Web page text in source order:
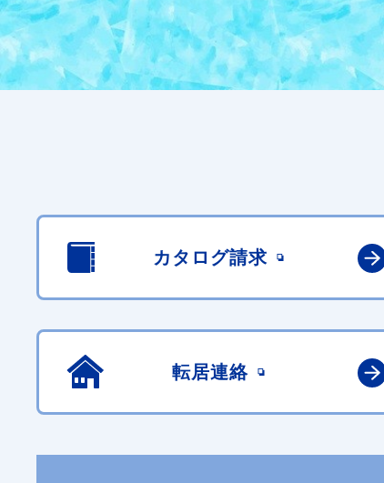
カタログ請求
転居連絡